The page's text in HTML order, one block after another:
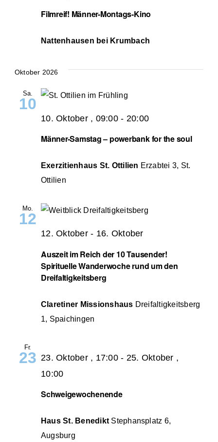
Filmreif! Männer-Montags-Kino
Nattenhausen bei Krumbach
Oktober 2026
Sa.
10
Männer-Samstag – powerbank for the soul
10. Oktober , 09:00 - 20:00
Exerzitienhaus St. Ottilien Erzabtei 3, St.
Ottilien
Mo.
12
Auszeit im Reich der 10 Tausender!
Spirituelle Wanderwoche rund um den
Dreifaltigkeitsberg
12. Oktober- 16. Oktober
Claretiner Missionshaus Dreifaltigkeitsberg
1, Spaichingen
Fr.
23
Schweigewochenende
23. Oktober , 17:00 - 25. Oktober ,
10:00
Haus St. Benedikt Stephansplatz 6,
Augsburg